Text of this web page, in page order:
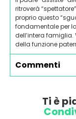
ritroverà
proprio questo
fondamentale per
dell’intera
della funzione
Commenti
Ti è